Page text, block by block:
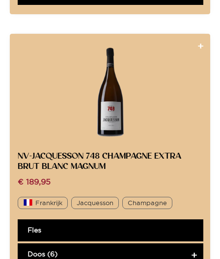
NV-JACQUESSON 748 CHAMPAGNE EXTRA
BRUT BLANC MAGNUM
€ 189,95
Frankrijk Jacquesson Champagne
Fles
Doos (6)